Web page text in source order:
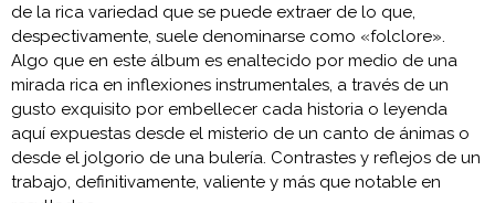
de la rica variedad que se puede extraer de lo que,
despectivamente, suele denominarse como «folclore».
Algo que en este álbum es enaltecido por medio de una
mirada rica en inflexiones instrumentales, a través de un
gusto exquisito por embellecer cada historia o leyenda
aquí expuestas desde el misterio de un canto de ánimas o
desde el jolgorio de una bulería. Contrastes y reflejos de un
trabajo, definitivamente, valiente y más que notable en